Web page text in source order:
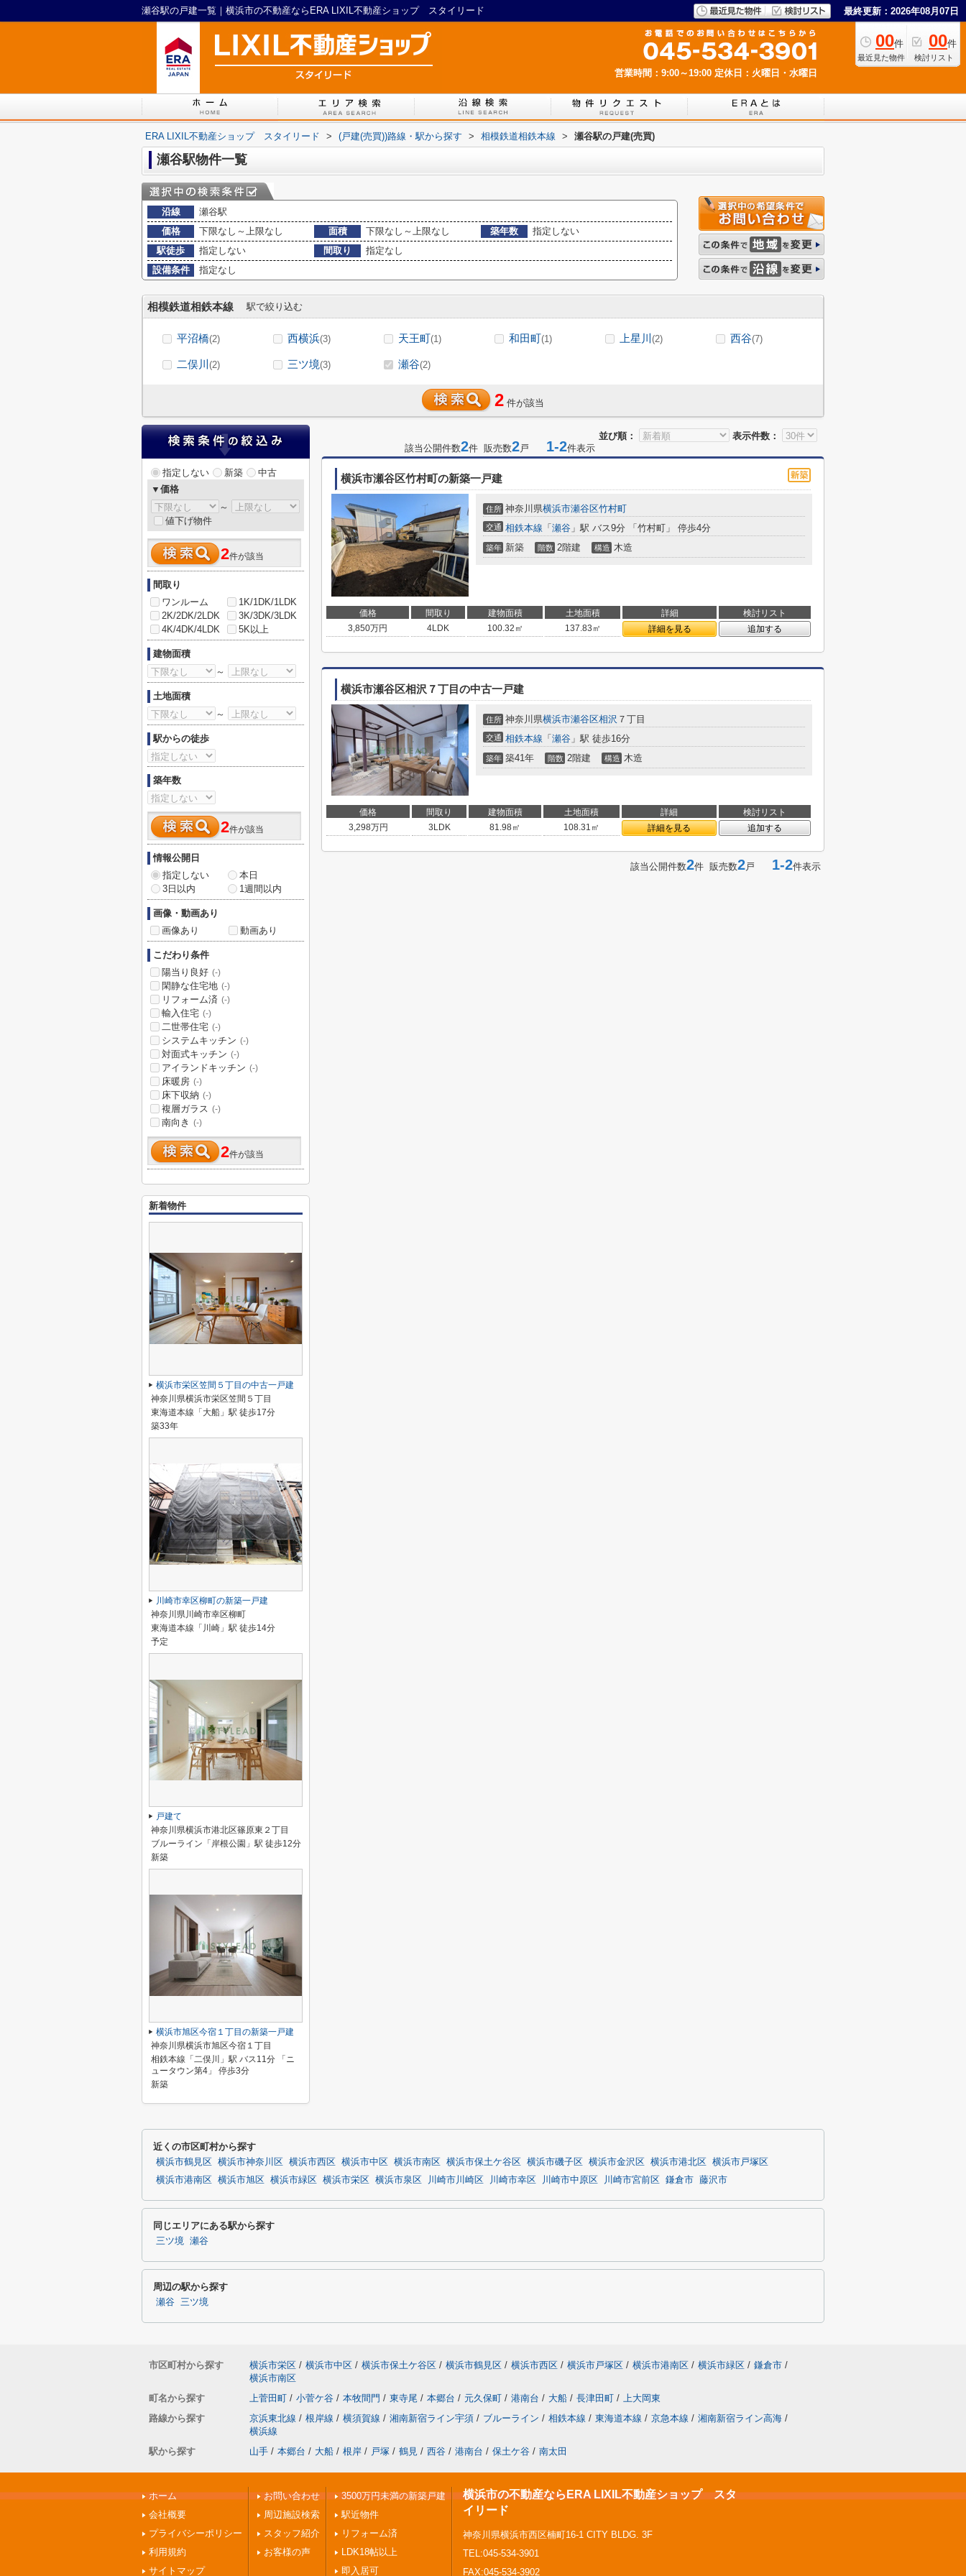
瀬谷駅の戸建一覧｜横浜市の不動産ならERA LIXIL不動産ショップ スタイリード 最終更新：2026年08月07日
00件
最近見た物件
00件
検討リスト
営業時間：9:00～19:00 定休日：火曜日・水曜日
ERA LIXIL不動産ショップ スタイリード > (戸建(売買))路線・駅から探す > 相模鉄道相鉄本線 > 瀬谷駅の戸建(売買)
瀬谷駅物件一覧
沿線
瀬谷駅
価格
下限なし～上限なし 面積 下限なし～上限なし 築年数
指定しない
駅徒歩
指定しない 間取り
指定なし
設備条件
指定なし
相模鉄道相鉄本線 駅で絞り込む
平沼橋(2) 西横浜(3) 天王町(1) 和田町(1) 上星川 (2) 西谷(7)
二俣川 (2) 三ツ境(3) 瀬谷(2)
2 件が該当
並び順：
表示件数：
該当公開件数2件 販売数2戸 1-2件表示
横浜市瀬谷区竹村町の新築一戸建
住所 神奈川県横浜市瀬谷区竹村町
交通 相鉄本線 「 瀬谷 」駅 バス9分 「竹村町」 停歩4分
築年 新築 階数 2階建 構造 木造
価格 間取り 建物面積 土地面積 詳細
検討リスト
3,850万円 4LDK 100.32㎡ 137.83㎡ 詳細を見る 追加する
横浜市瀬谷区相沢７丁目の中古一戸建
住所 神奈川県横浜市瀬谷区相沢 ７丁目
交通 相鉄本線 「 瀬谷 」駅 徒歩16分
築年 築41年 階数 2階建 構造 木造
価格 間取り 建物面積 土地面積 詳細
検討リスト
3,298万円 3LDK 81.98㎡ 108.31㎡ 詳細を見る 追加する
該当公開件数2件 販売数2戸 1-2件表示
指定しない 新築
中古
▼価格
～
値下げ物件
2件が該当
間取り
ワンルーム
1K/1DK/1LDK
2K/2DK/2LDK
3K/3DK/3LDK
4K/4DK/4LDK
5K以上
建物面積
～
土地面積
～
駅からの徒歩
築年数
2件が該当
情報公開日
指定しない
本日
3日以内
1週間以内
画像・動画あり
画像あり
動画あり
こだわり条件
陽当り良好 (-)
閑静な住宅地 (-)
リフォーム済 (-)
輸入住宅 (-)
二世帯住宅 (-)
システムキッチン (-)
対面式キッチン (-)
アイランドキッチン (-)
床暖房 (-)
床下収納 (-)
複層ガラス (-)
南向き (-)
2件が該当
新着物件
横浜市栄区笠間５丁目の中古一戸建
神奈川県横浜市栄区笠間５丁目
東海道本線「大船」駅 徒歩17分
築33年
川崎市幸区柳町の新築一戸建
神奈川県川崎市幸区柳町
東海道本線「川崎」駅 徒歩14分
予定
戸建て
神奈川県横浜市港北区篠原東２丁目
ブルーライン「岸根公園」駅 徒歩12分
新築
横浜市旭区今宿１丁目の新築一戸建
神奈川県横浜市旭区今宿１丁目
相鉄本線「二俣川」駅 バス11分 「ニ
ュータウン第4」 停歩3分
新築
近くの市区町村から探す
横浜市鶴見区 横浜市神奈川区 横浜市西区 横浜市中区 横浜市南区 横浜市保土ケ谷区 横浜市磯子区 横浜市金沢区 横浜市港北区
横浜市戸塚区
横浜市港南区
横浜市旭区 横浜市緑区 横浜市栄区 横浜市泉区 川崎市川崎区 川崎市幸区 川崎市中原区 川崎市宮前区 鎌倉市 藤沢市
同じエリアにある駅から探す
三ツ境 瀬谷
周辺の駅から探す
瀬谷 三ツ境
市区町村から探す 横浜市栄区 / 横浜市中区 / 横浜市保土ケ谷区 / 横浜市鶴見区 / 横浜市西区 / 横浜市戸塚区 / 横浜市港南区 / 横浜市緑区 / 鎌倉市 /
横浜市南区
町名から探す
上菅田町 / 小菅ケ谷 / 本牧間門 / 東寺尾 / 本郷台 / 元久保町 / 港南台 / 大船 / 長津田町 / 上大岡東
路線から探す
京浜東北線 / 根岸線 / 横須賀線 / 湘南新宿ライン宇須 / ブルーライン / 相鉄本線 / 東海道本線 / 京急本線 / 湘南新宿ライン高海 /
横浜線
駅から探す
山手 / 本郷台 / 大船 / 根岸 / 戸塚 / 鶴見 / 西谷 / 港南台 / 保土ケ谷 / 南太田
ホーム
会社概要
プライバシーポリシー
利用規約
サイトマップ
お問い合わせ
周辺施設検索
スタッフ紹介
お客様の声
3500万円未満の新築戸建
駅近物件
リフォーム済
LDK18帖以上
即入居可
横浜市の不動産ならERA LIXIL不動産ショップ スタ
イリード
神奈川県横浜市西区楠町16-1 CITY BLDG. 3F
TEL:045-534-3901
FAX:045-534-3902